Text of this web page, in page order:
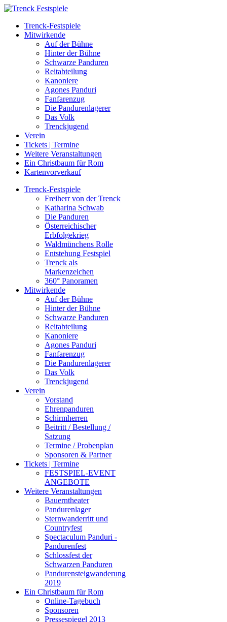
Trenck-Festspiele
Mitwirkende
Auf der Bühne
Hinter der Bühne
Schwarze Panduren
Reitabteilung
Kanoniere
Agones Panduri
Fanfarenzug
Die Pandurenlagerer
Das Volk
Trenckjugend
Verein
Tickets | Termine
Weitere Veranstaltungen
Ein Christbaum für Rom
Kartenvorverkauf
Trenck-Festspiele
Freiherr von der Trenck
Katharina Schwab
Die Panduren
Österreichischer
Erbfolgekrieg
Waldmünchens Rolle
Entstehung Festspiel
Trenck als
Markenzeichen
360° Panoramen
Mitwirkende
Auf der Bühne
Hinter der Bühne
Schwarze Panduren
Reitabteilung
Kanoniere
Agones Panduri
Fanfarenzug
Die Pandurenlagerer
Das Volk
Trenckjugend
Verein
Vorstand
Ehrenpanduren
Schirmherren
Beitritt / Bestellung /
Satzung
Termine / Probenplan
Sponsoren & Partner
Tickets | Termine
FESTSPIEL-EVENT
ANGEBOTE
Weitere Veranstaltungen
Bauerntheater
Pandurenlager
Sternwanderritt und
Countryfest
Spectaculum Panduri -
Pandurenfest
Schlossfest der
Schwarzen Panduren
Pandurensteigwanderung
2019
Ein Christbaum für Rom
Online-Tagebuch
Sponsoren
Pressespiegel 2013